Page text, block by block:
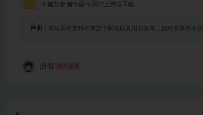
声明： 本站所有资料均来源于网络以及用户发布，如对资源有争
游客 永久会员